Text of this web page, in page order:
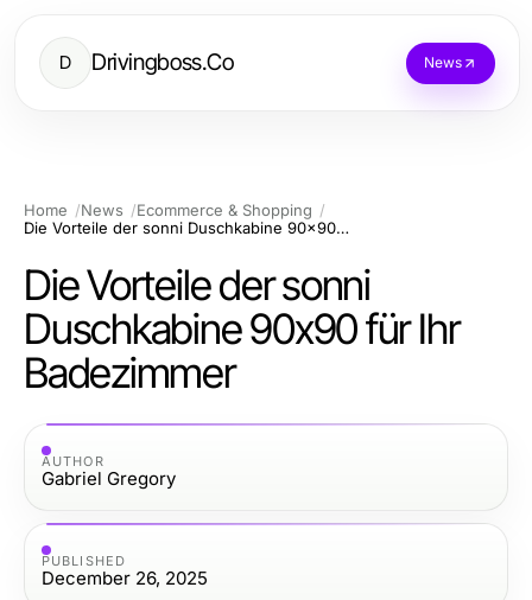
D Drivingboss.Co News
Home News
Ecommerce & Shopping
Die Vorteile der sonni Duschkabine 90x90 für Ihr Badezimmer
Die Vorteile der sonni
Duschkabine 90x90 für Ihr
Badezimmer
AUTHOR
Gabriel Gregory
PUBLISHED
December 26, 2025